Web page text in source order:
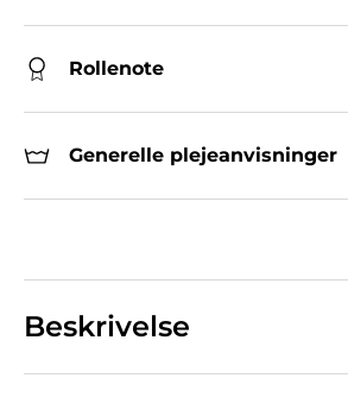
Rollenote
Generelle plejeanvisninger
Beskrivelse